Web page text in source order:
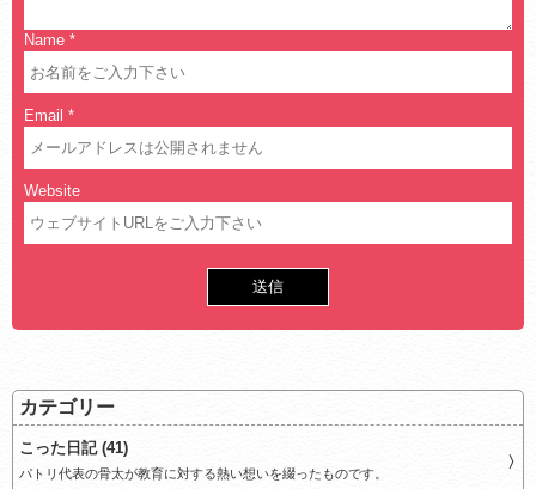
Name *
Email *
Website
カテゴリー
こった日記 (41)
パトリ代表の骨太が教育に対する熱い想いを綴ったものです。